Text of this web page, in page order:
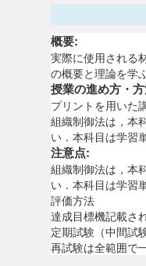
概要:
実際に使用される
の概要と理論を学
授業の進め方・
プリントを用いた
組織制御法は，本
い．本科目は学習
注意点:
組織制御法は，本
い．本科目は学習
評価方法
達成目標機記載さ
定期試験（中間試
再試験は全範囲で